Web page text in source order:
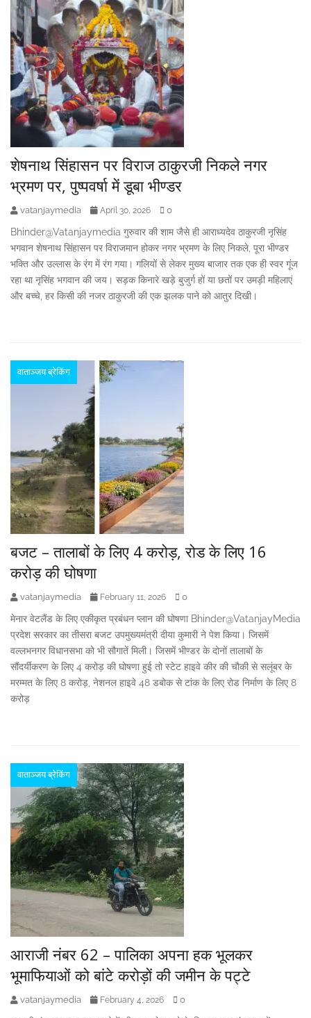
शेषनाथ सिंहासन पर विराज ठाकुरजी निकले नगर
भ्रमण पर, पुष्पवर्षा में डूबा भीण्डर
vatanjaymedia April 30, 2026 0
Bhinder@Vatanjaymedia गुरुवार की शाम जैसे ही आराध्यदेव ठाकुरजी नृसिंह
भगवान शेषनाथ सिंहासन पर विराजमान होकर नगर भ्रमण के लिए निकले, पूरा भीण्डर
भक्ति और उल्लास के रंग में रंग गया। गलियों से लेकर मुख्य बाजार तक एक ही स्वर गूंज
रहा था नृसिंह भगवान की जय। सड़क किनारे खड़े बुजुर्ग हों या छतों पर उमड़ी महिलाएं
और बच्चे, हर किसी की नजर ठाकुरजी की एक झलक पाने को आतुर दिखी।
वाताञ्जय ब्रेकिंग
बजट – तालाबों के लिए 4 करोड़, रोड के लिए 16
करोड़ की घोषणा
vatanjaymedia February 11, 2026 0
मेनार वेटलैंड के लिए एकीकृत प्रबंधन प्लान की घोषणा Bhinder@VatanjayMedia
प्रदेश सरकार का तीसरा बजट उपमुख्यमंत्री दीया कुमारी ने पेश किया। जिसमें
वल्लभनगर विधानसभा को भी सौगातें मिली। जिसमें भीण्डर के दोनों तालाबों के
सौंदर्यीकरण के लिए 4 करोड़ की घोषणा हुई तो स्टेट हाइवे कीर की चौकी से सलूंबर के
मरम्मत के लिए 8 करोड़, नेशनल हाइवे 48 डबोक से टांक के लिए रोड निर्माण के लिए 8
करोड़
वाताञ्जय ब्रेकिंग
आराजी नंबर 62 – पालिका अपना हक भूलकर
भूमाफियाओं को बांटे करोड़ों की जमीन के पट्टे
vatanjaymedia February 4, 2026 0